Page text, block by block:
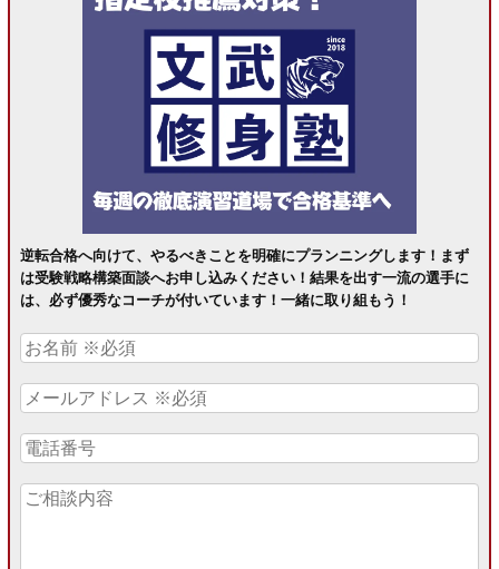
逆転合格へ向けて、やるべきことを明確にプランニングします！まず
は受験戦略構築面談へお申し込みください！結果を出す一流の選手に
は、必ず優秀なコーチが付いています！一緒に取り組もう！